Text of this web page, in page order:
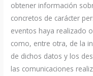
obtener información
concretos de carácter
eventos haya realizado
como, entre otra, de la
de dichos datos y los
las comunicaciones